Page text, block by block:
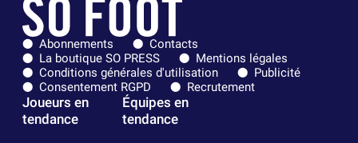
Abonnements
Contacts
La boutique SO PRESS
Mentions légales
Conditions générales d'utilisation
Publicité
Consentement RGPD
Recrutement
Joueurs en
tendance
Équipes en
tendance